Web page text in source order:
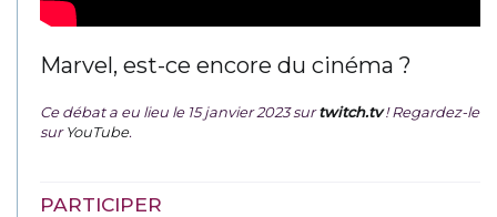
Marvel, est-ce encore du cinéma ?
Ce débat a eu lieu le 15 janvier 2023 surtwitch.tv ! Regardez-le
surYouTube.
PARTICIPER